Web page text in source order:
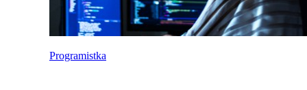
Programistka